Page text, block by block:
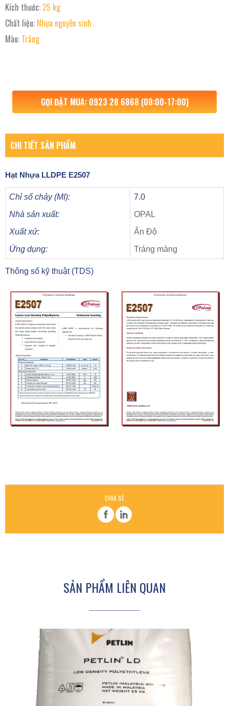
Kích thước: 25 kg
Chất liệu: Nhựa nguyên sinh
Màu: Trắng
GỌI ĐẶT MUA: 0923 28 6868 (08:00-17:00)
CHI TIẾT SẢN PHẨM
Hạt Nhựa LLDPE E2507
Chỉ số chảy (MI):
7.0
Nhà sản xuất:
OPAL
Xuất xứ:
Ấn Độ
Ứng dụng:
Tráng màng
Thông số kỹ thuật (TDS)
CHIA SẺ
SẢN PHẨM LIÊN QUAN